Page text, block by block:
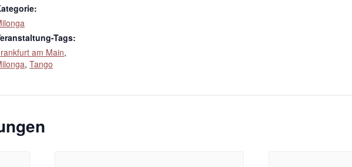
Tags:
am Main,
, Tango